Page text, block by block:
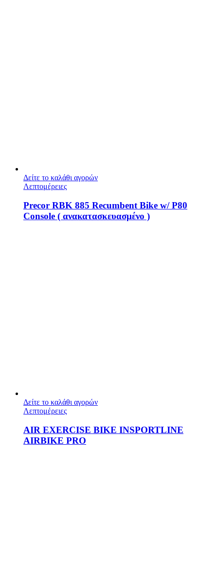
Δείτε το καλάθι αγορών
Λεπτομέρειες
Precor RBK 885 Recumbent Bike w/ P80
Console ( ανακατασκευασμένο )
Δείτε το καλάθι αγορών
Λεπτομέρειες
AIR EXERCISE BIKE INSPORTLINE
AIRBIKE PRO